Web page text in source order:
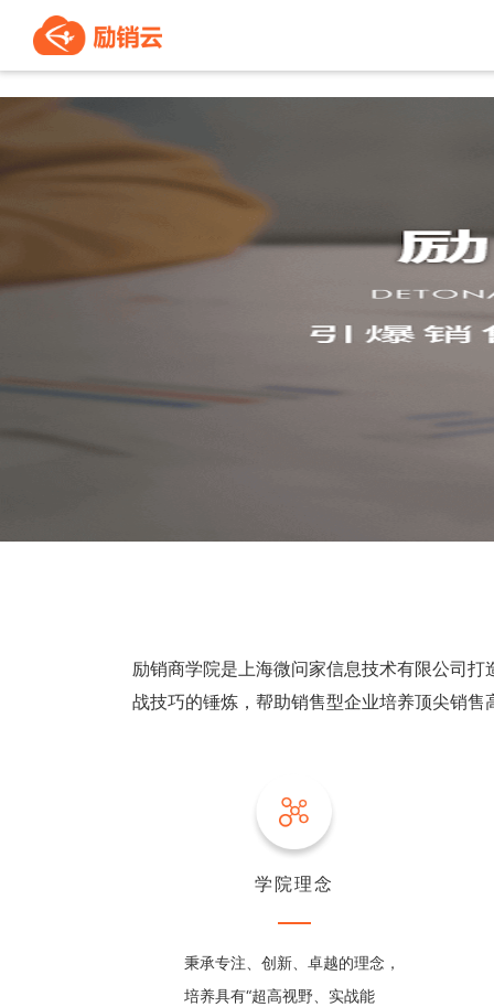
励销商学院是上海微问家信息技术有限公司
战技巧的锤炼，帮助销售型企业培养顶尖销
学院理念
秉承专注、创新、卓越的理念，
培养具有“超高视野、实战能